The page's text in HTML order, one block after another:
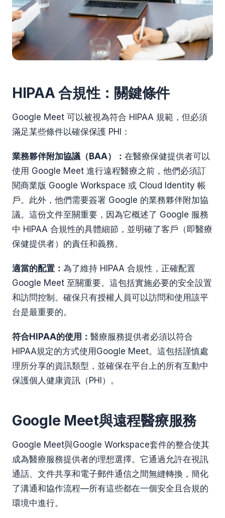
HIPAA 合規性：關鍵條件
Google Meet 可以被視為符合 HIPAA 規範，但必須
滿足某些條件以確保保護 PHI：
業務夥伴附加協議（BAA）： 在醫療保健提供者可以
使用 Google Meet 進行遠程醫療之前，他們必須訂
閱商業版 Google Workspace 或 Cloud Identity 帳
戶。此外，他們需要簽署 Google 的業務夥伴附加協
議。這份文件至關重要，因為它概述了 Google 服務
中 HIPAA 合規性的具體細節，並明確了客戶（即醫療
保健提供者）的責任和義務。
適當的配置： 為了維持 HIPAA 合規性，正確配置
Google Meet 至關重要。這包括實施必要的安全設置
和訪問控制。確保只有授權人員可以訪問和使用該平
台是最重要的。
符合HIPAA的使用： 醫療服務提供者必須以符合
HIPAA規定的方式使用Google Meet。這包括謹慎處
理所分享的資訊類型，並確保在平台上的所有互動中
保護個人健康資訊（PHI）。
Google Meet與遠程醫療服務
Google Meet與Google Workspace套件的整合使其
成為醫療服務提供者的理想選擇。它通過允許在視訊
通話、文件共享和電子郵件通信之間無縫轉換，簡化
了溝通和協作流程—所有這些都在一個安全且合規的
環境中進行。